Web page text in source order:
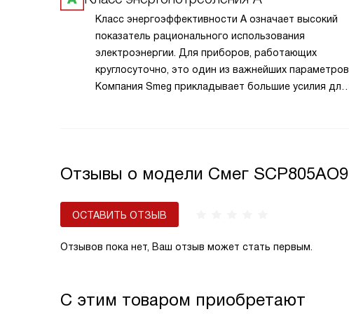
Класс энергоэффективности А означает высокий
показатель рационального использования
электроэнергии. Для приборов, работающих
круглосуточно, это один из важнейших параметров.
Компания Smeg прикладывает большие усилия для
Отзывы о модели Смег SCP805AO9
ОСТАВИТЬ ОТЗЫВ
Отзывов пока нет, Ваш отзыв может стать первым.
С этим товаром приобретают